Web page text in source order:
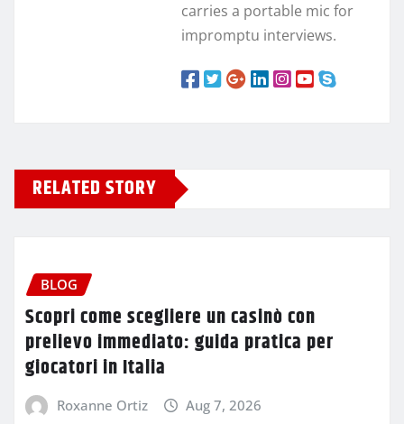
carries a portable mic for
impromptu interviews.
RELATED STORY
BLOG
Scopri come scegliere un casinò con
prelievo immediato: guida pratica per
giocatori in Italia
Roxanne Ortiz Aug 7, 2026